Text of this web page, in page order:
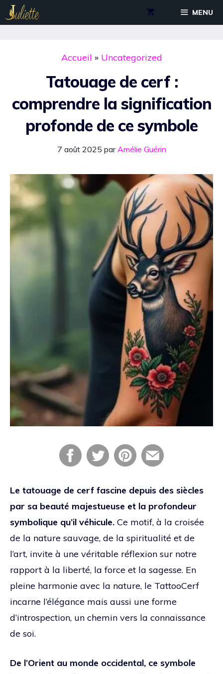
Aller
au
MENU
Accueil » Uncategorized
Tatouage de cerf :
comprendre la signification
profonde de ce symbole
7 août 2025 parAmélie Guérin
Le tatouage de cerf fascine depuis des siècles
par sa beauté majestueuse et la profondeur
symbolique qu’il véhicule. Ce motif, à la croisée
de la nature sauvage, de la spiritualité et de
l’art, invite à une véritable réflexion sur notre
rapport à la liberté, la force et la sagesse. En
pleine harmonie avec la nature, le TattooCerf
incarne l’élégance mais aussi une forme
d’introspection, un chemin vers la connaissance
de soi.
De l’Orient au monde occidental, ce symbole